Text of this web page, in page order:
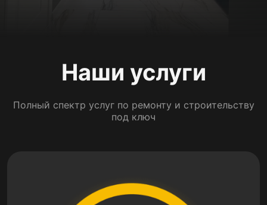
Наши услуги
Полный спектр услуг по ремонту и строительству
под ключ